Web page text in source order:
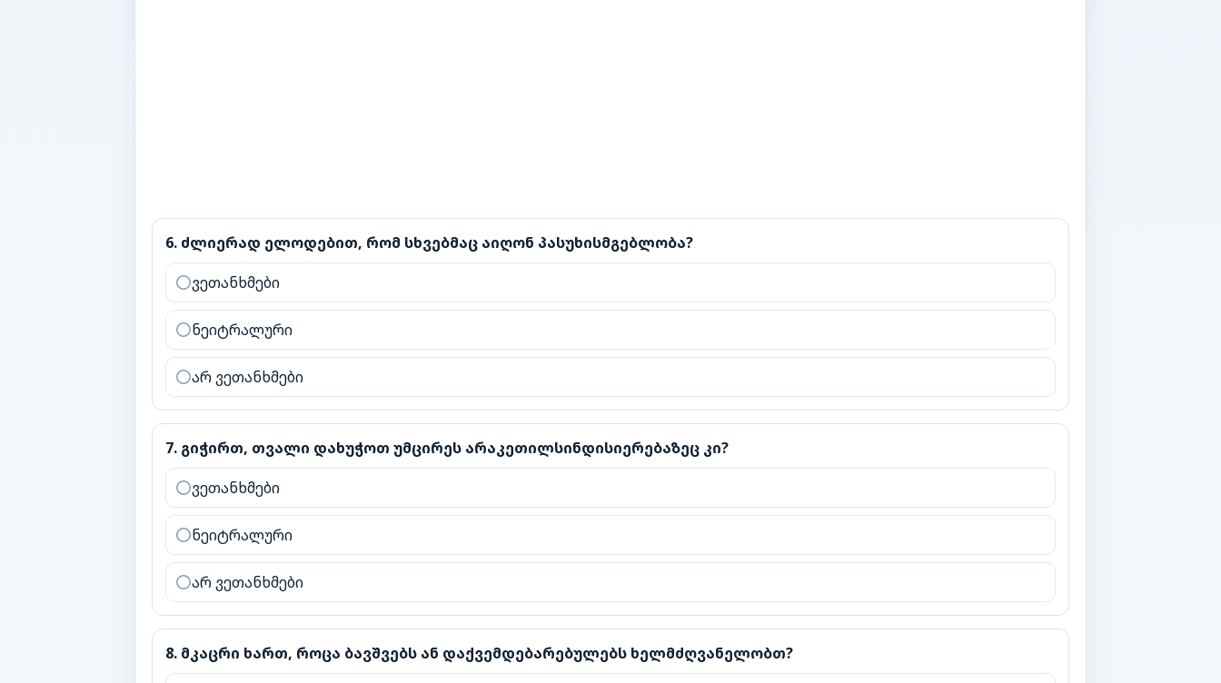
6. ძლიერად ელოდებით, რომ სხვებმაც აიღონ პასუხისმგებლობა?
6. ძლიერად ელოდებით, რომ სხვებმაც აიღონ პასუხისმგებლობა?
ვეთანხმები
ნეიტრალური
არ ვეთანხმები
7. გიჭირთ, თვალი დახუჭოთ უმცირეს არაკეთილსინდისიერებაზეც კი?
7. გიჭირთ, თვალი დახუჭოთ უმცირეს არაკეთილსინდისიერებაზეც კი?
ვეთანხმები
ნეიტრალური
არ ვეთანხმები
8. მკაცრი ხართ, როცა ბავშვებს ან დაქვემდებარებულებს ხელმძღვანელობთ?
8. მკაცრი ხართ, როცა ბავშვებს ან დაქვემდებარებულებს ხელმძღვანელობთ?